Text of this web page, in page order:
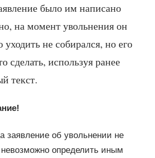
было им написано
на момент увольнения он
уходить не собирался, но его
сделать, используя ранее
текст.
заявление об увольнении не
определить иным